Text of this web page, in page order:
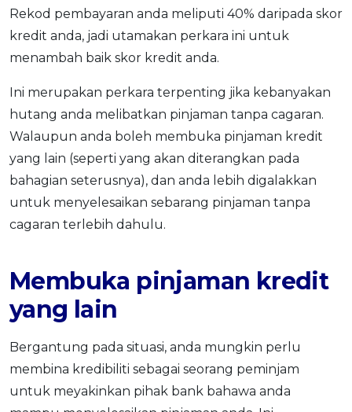
Rekod pembayaran anda meliputi 40% daripada skor
kredit anda, jadi utamakan perkara ini untuk
menambah baik skor kredit anda.
Ini merupakan perkara terpenting jika kebanyakan
hutang anda melibatkan pinjaman tanpa cagaran.
Walaupun anda boleh membuka pinjaman kredit
yang lain (seperti yang akan diterangkan pada
bahagian seterusnya), dan anda lebih digalakkan
untuk menyelesaikan sebarang pinjaman tanpa
cagaran terlebih dahulu.
Membuka pinjaman kredit
yang lain
Bergantung pada situasi, anda mungkin perlu
membina kredibiliti sebagai seorang peminjam
untuk meyakinkan pihak bank bahawa anda